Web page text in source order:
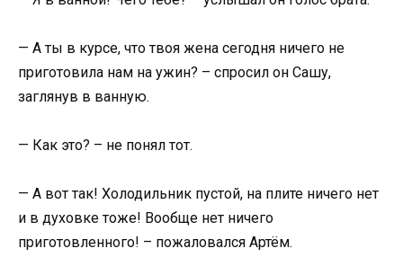
— А ты в курсе, что твоя жена сегодня ничего не
приготовила нам на ужин? – спросил он Сашу,
заглянув в ванную.
— Как это? – не понял тот.
— А вот так! Холодильник пустой, на плите ничего нет
и в духовке тоже! Вообще нет ничего
приготовленного! – пожаловался Артём.